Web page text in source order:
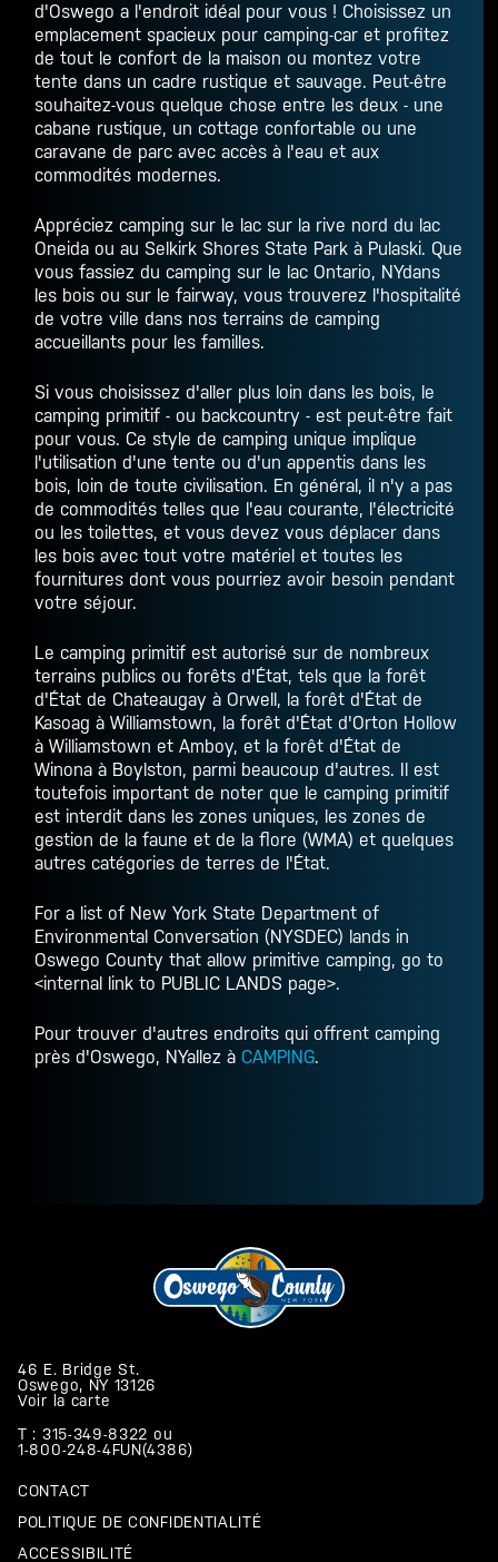
d'Oswego a l'endroit idéal pour vous ! Choisissez un
emplacement spacieux pour camping-car et profitez
de tout le confort de la maison ou montez votre
tente dans un cadre rustique et sauvage. Peut-être
souhaitez-vous quelque chose entre les deux - une
cabane rustique, un cottage confortable ou une
caravane de parc avec accès à l'eau et aux
commodités modernes.
Appréciez camping sur le lac sur la rive nord du lac
Oneida ou au Selkirk Shores State Park à Pulaski. Que
vous fassiez du camping sur le lac Ontario, NYdans
les bois ou sur le fairway, vous trouverez l'hospitalité
de votre ville dans nos terrains de camping
accueillants pour les familles.
Si vous choisissez d'aller plus loin dans les bois, le
camping primitif - ou backcountry - est peut-être fait
pour vous. Ce style de camping unique implique
l'utilisation d'une tente ou d'un appentis dans les
bois, loin de toute civilisation. En général, il n'y a pas
de commodités telles que l'eau courante, l'électricité
ou les toilettes, et vous devez vous déplacer dans
les bois avec tout votre matériel et toutes les
fournitures dont vous pourriez avoir besoin pendant
votre séjour.
Le camping primitif est autorisé sur de nombreux
terrains publics ou forêts d'État, tels que la forêt
d'État de Chateaugay à Orwell, la forêt d'État de
Kasoag à Williamstown, la forêt d'État d'Orton Hollow
à Williamstown et Amboy, et la forêt d'État de
Winona à Boylston, parmi beaucoup d'autres. Il est
toutefois important de noter que le camping primitif
est interdit dans les zones uniques, les zones de
gestion de la faune et de la flore (WMA) et quelques
autres catégories de terres de l'État.
For a list of New York State Department of
Environmental Conversation (NYSDEC) lands in
Oswego County that allow primitive camping, go to
<internal link to PUBLIC LANDS page>.
Pour trouver d'autres endroits qui offrent camping
près d'Oswego, NYallez à CAMPING.
46 E. Bridge St.
Oswego, NY 13126
Voir la carte
T : 315-349-8322 ou
1-800-248-4FUN(4386)
CONTACT
POLITIQUE DE CONFIDENTIALITÉ
ACCESSIBILITÉ